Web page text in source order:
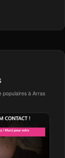
populaires à Arras